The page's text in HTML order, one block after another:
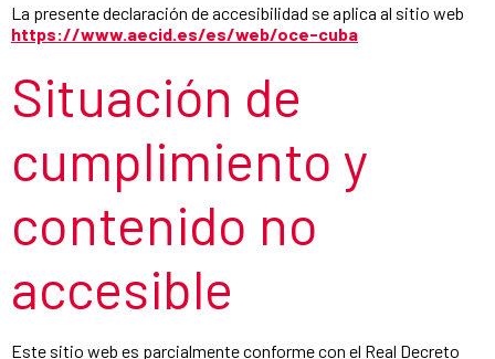
La presente declaración de accesibilidad se aplica al sitio web
https://www.aecid.es/es/web/oce-cuba
Situación de
cumplimiento y
contenido no
accesible
Este sitio web es parcialmente conforme con el Real Decreto